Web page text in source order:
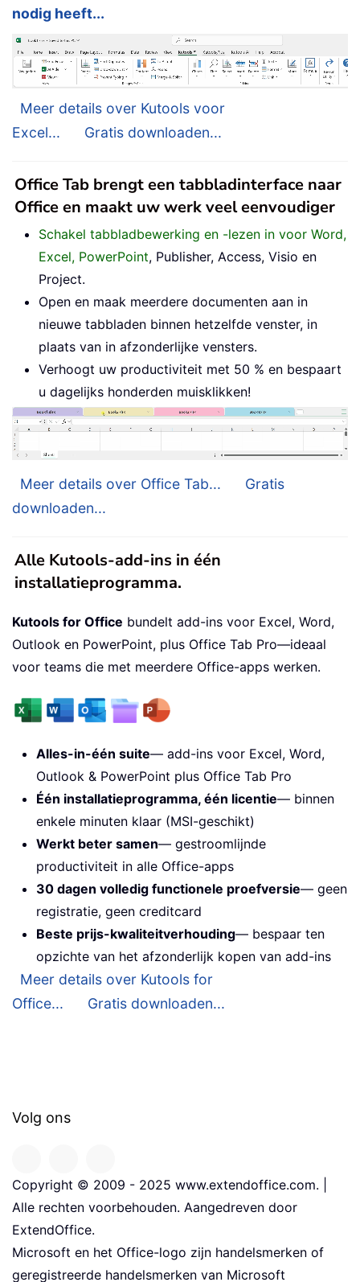
nodig heeft...
Meer details over Kutools voor
Excel...
Gratis downloaden...
Office Tab brengt een tabbladinterface naar
Office en maakt uw werk veel eenvoudiger
Schakel tabbladbewerking en -lezen in voor Word,
Excel, PowerPoint, Publisher, Access, Visio en
Project.
Open en maak meerdere documenten aan in
nieuwe tabbladen binnen hetzelfde venster, in
plaats van in afzonderlijke vensters.
Verhoogt uw productiviteit met 50 % en bespaart
u dagelijks honderden muisklikken!
Meer details over Office Tab...
Gratis
downloaden...
Alle Kutools-add-ins in één
installatieprogramma.
Kutools for Office bundelt add-ins voor Excel, Word,
Outlook en PowerPoint, plus Office Tab Pro—ideaal
voor teams die met meerdere Office-apps werken.
Alles-in-één suite— add-ins voor Excel, Word,
Outlook & PowerPoint plus Office Tab Pro
Één installatieprogramma, één licentie— binnen
enkele minuten klaar (MSI-geschikt)
Werkt beter samen— gestroomlijnde
productiviteit in alle Office-apps
30 dagen volledig functionele proefversie— geen
registratie, geen creditcard
Beste prijs-kwaliteitverhouding— bespaar ten
opzichte van het afzonderlijk kopen van add-ins
Meer details over Kutools for
Office...
Gratis downloaden...
Volg ons
Copyright © 2009 - 2025 www.extendoffice.com. |
Alle rechten voorbehouden. Aangedreven door
ExtendOffice.
Microsoft en het Office-logo zijn handelsmerken of
geregistreerde handelsmerken van Microsoft